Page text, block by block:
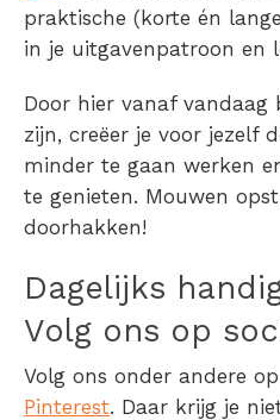
praktische (korte én
in je uitgavenpatroon en
Door hier vanaf vandaag
zijn, creëer je voor jezelf
minder te gaan werken
te genieten. Mouwen
doorhakken!
Dagelijks
Volg ons op
Volg ons onder andere op
Pinterest. Daar krijg je